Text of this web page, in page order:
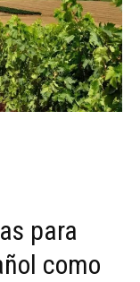
para
como